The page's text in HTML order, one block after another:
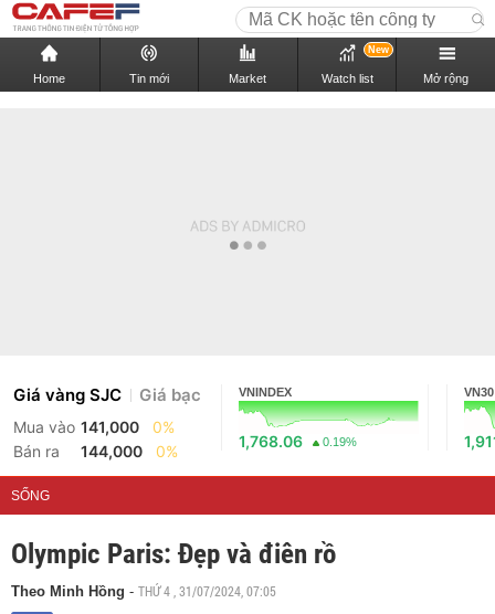
Home Tin mới Market Watch list
New
Mở rộng
Giá vàng SJC Giá bạc
Mua vào 141,000
0%
Bán ra
144,000 0%
VNINDEX
1,768.06 0.19%
VN30
SỐNG
Olympic Paris: Đẹp và điên rồ
Theo Minh Hồng - THỨ 4 , 31/07/2024, 07:05